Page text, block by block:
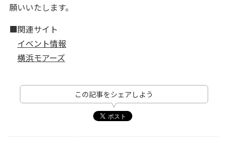
願いいたします。
■関連サイト
イベント情報
横浜モアーズ
この記事をシェアしよう